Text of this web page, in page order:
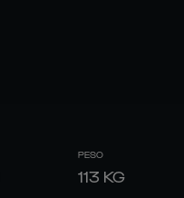
PESO
113 KG